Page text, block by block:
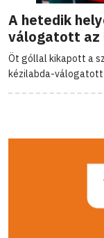
A hetedik
válogatott az
Öt góllal kikapott a
kézilabda-válogatott